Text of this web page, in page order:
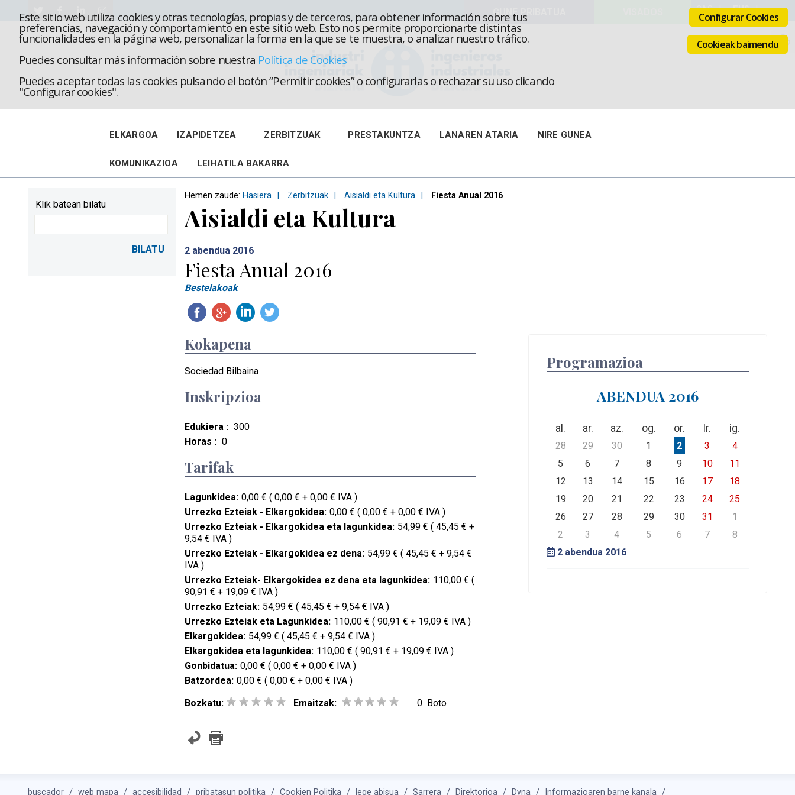
Este sitio web utiliza cookies y otras tecnologías, propias y de terceros, para obtener información sobre tus
preferencias, navegación y comportamiento en este sitio web. Esto nos permite proporcionarte distintas
funcionalidades en la página web, personalizar la forma en la que se te muestra, o analizar nuestro tráfico.
Puedes consultar más información sobre nuestra Política de Cookies
Puedes aceptar todas las cookies pulsando el botón “Permitir cookies” o configurarlas o rechazar su uso clicando
"Configurar cookies".
Configurar Cookies
Cookieak baimendu
ELKARGOA IZAPIDETZEA ZERBITZUAK PRESTAKUNTZA LANAREN ATARIA NIRE GUNEA
KOMUNIKAZIOA LEIHATILA BAKARRA
Hemen zaude: Hasiera Zerbitzuak Aisialdi eta Kultura Fiesta Anual 2016
Aisialdi eta Kultura
2 abendua 2016
Fiesta Anual 2016
Bestelakoak
Kokapena
Sociedad Bilbaina
Programazioa
ABENDUA 2016
al. ar. az. og. or. lr. ig.
28 29 30 1 2 3
4
5
6 7 8 9 10
11
12
13 14 15 16 17
18
19
20 21 22 23 24
25
26
27 28 29 30 31
1
2
3 4 5 6 7
8
2 abendua 2016
Inskripzioa
Edukiera : 300
Horas : 0
Tarifak
Lagunkidea: 0,00 € ( 0,00 € + 0,00 € IVA )
Urrezko Ezteiak - Elkargokidea: 0,00 € ( 0,00 € + 0,00 € IVA )
Urrezko Ezteiak - Elkargokidea eta lagunkidea: 54,99 € ( 45,45 € +
9,54 € IVA )
Urrezko Ezteiak - Elkargokidea ez dena: 54,99 € ( 45,45 € + 9,54 €
IVA )
Urrezko Ezteiak- Elkargokidea ez dena eta lagunkidea: 110,00 € (
90,91 € + 19,09 € IVA )
Urrezko Ezteiak: 54,99 € ( 45,45 € + 9,54 € IVA )
Urrezko Ezteiak eta Lagunkidea: 110,00 € ( 90,91 € + 19,09 € IVA )
Elkargokidea: 54,99 € ( 45,45 € + 9,54 € IVA )
Elkargokidea eta lagunkidea: 110,00 € ( 90,91 € + 19,09 € IVA )
Gonbidatua: 0,00 € ( 0,00 € + 0,00 € IVA )
Batzordea: 0,00 € ( 0,00 € + 0,00 € IVA )
Bozkatu:
Emaitzak: 0 Boto
Klik batean bilatu
buscador web mapa accesibilidad pribatasun politika Cookien Politika lege abisua Sarrera Direktorioa Dyna Informazioaren barne kanala